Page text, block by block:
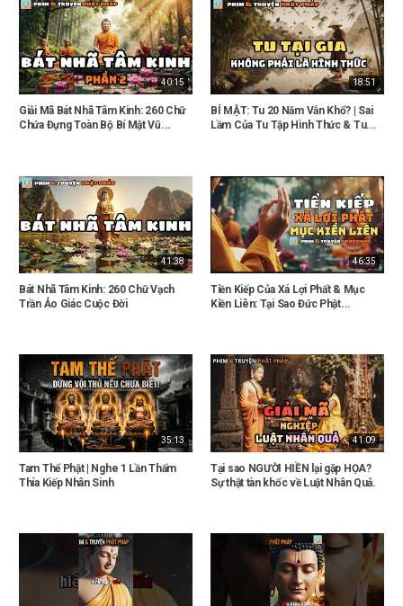
40:15
Giải Mã Bát Nhã Tâm Kinh: 260 Chữ
Chứa Đựng Toàn Bộ Bí Mật Vũ...
18:51
BÍ MẬT: Tu 20 Năm Vẫn Khổ? | Sai
Lầm Của Tu Tập Hình Thức & Tu...
41:38
Bát Nhã Tâm Kinh: 260 Chữ Vạch
Trần Ảo Giác Cuộc Đời
46:35
Tiền Kiếp Của Xá Lợi Phất & Mục
Kiền Liên: Tại Sao Đức Phật...
35:13
Tam Thế Phật | Nghe 1 Lần Thấm
Thía Kiếp Nhân Sinh
41:09
Tại sao NGƯỜI HIỀN lại gặp HỌA?
Sự thật tàn khốc về Luật Nhân Quả.